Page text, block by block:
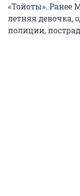
«Тойоты». Ранее
летняя девочка,
полиции,